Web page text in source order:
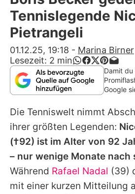
Alle Themen auf
App
Team
Redaktionelle
Impressum
Utiq
Tennislegende
Pietrangeli
01.12.25, 19:18 - Marina Birner
Lesezeit: 2 min
Damit
Google
Die Tenniswelt nimmt
ihrer größten Legenden:
(†92) ist im Alter von 92
– nur wenige Monate nach
Während Rafael Nadal (39)
mit einer kurzen Mitteilung